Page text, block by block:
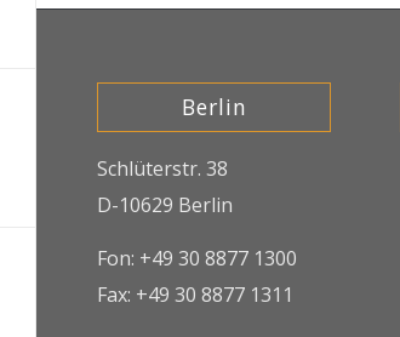
Berlin
Schlüterstr. 38
D-10629 Berlin
Fon: +49 30 8877 1300
Fax: +49 30 8877 1311